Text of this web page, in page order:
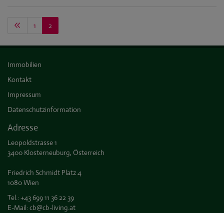
1 2
Immobilien
Kontakt
Impressum
Datenschutzinformation
Adresse
Leopoldstrasse 1
3400 Klosterneuburg, Österreich
Friedrich Schmidt Platz 4
1080 Wien
Tel.:+43 699 11 36 22 39
E-Mail:cb@cb-living.at